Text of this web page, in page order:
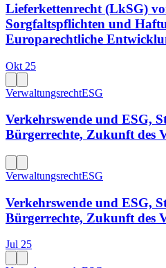
Lieferkettenrecht (LkSG)
Sorgfaltspflichten und
Europarechtliche
Okt 25
VerwaltungsrechtESG
Verkehrswende und ESG,
Bürgerrechte, Zukunft des
VerwaltungsrechtESG
Verkehrswende und ESG,
Bürgerrechte, Zukunft des
Jul 25